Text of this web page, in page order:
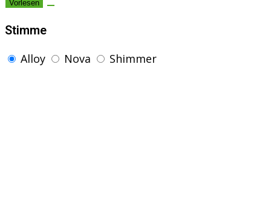
Vorlesen
Stimme
Alloy
Nova Shimmer